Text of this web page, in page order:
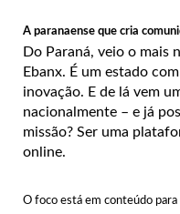
A paranaense que cria
Do Paraná, veio o mais
Ebanx. É um estado
inovação. E de lá vem
nacionalmente – e já
missão? Ser uma
online.
O foco está em conteúdo